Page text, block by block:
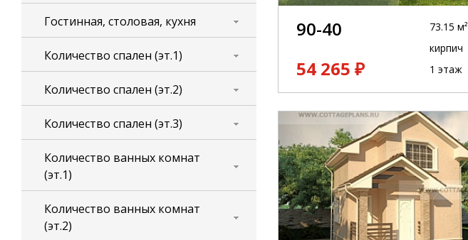
Гостинная, столовая, кухня
Количество спален (эт.1)
Количество спален (эт.2)
Количество спален (эт.3)
Количество ванных комнат
(эт.1)
Количество ванных комнат
(эт.2)
90-40
54 265 ₽
73.15 м²
кирпич
1 этаж